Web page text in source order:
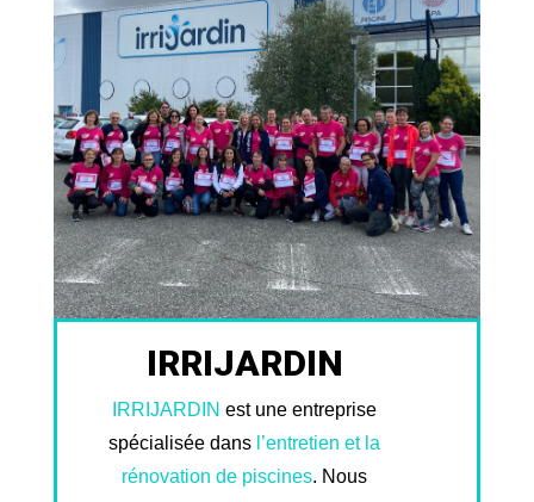
IRRIJARDIN
IRRIJARDIN est une entreprise
spécialisée dans l’entretien et la
rénovation de piscines. Nous